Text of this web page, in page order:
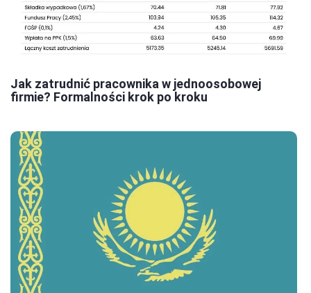
Jak zatrudnić pracownika w jednoosobowej
firmie? Formalności krok po kroku